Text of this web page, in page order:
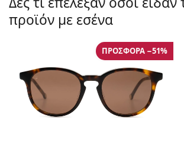
Όλες οι μάρκες
Persol
Όλες οι μάρκες
Όλα τα υγρά φακών
προϊόν με εσένα
ΠΡΟΣΦΟΡΆ −51%